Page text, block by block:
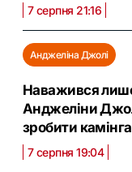
7 серпня 21:16
Анджеліна Джолі
Наважився
Анджеліни
зробити
7 серпня 19:04